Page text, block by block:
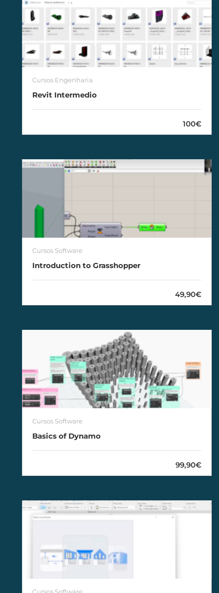
Cursos Engenharia
Revit Intermedio
100€
Cursos Software
Introduction to Grasshopper
49,90€
Cursos Software
Basics of Dynamo
99,90€